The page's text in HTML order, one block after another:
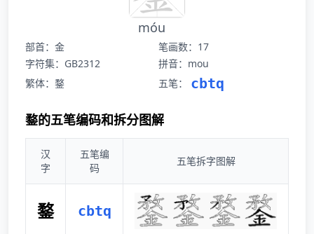
móu
部首：金
笔画数：17
字符集：GB2312
拼音：mou
繁体：鍪
五笔： cbtq
鍪的五笔编码和拆分图解
汉
字
五笔编
码
五笔拆字图解
鍪 cbtq